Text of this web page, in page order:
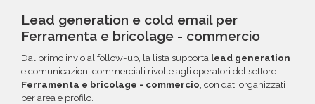
Lead generation e cold email per
Ferramenta e bricolage - commercio
Dal primo invio al follow-up, la lista supporta lead generation
e comunicazioni commerciali rivolte agli operatori del settore
Ferramenta e bricolage - commercio , con dati organizzati
per area e profilo.